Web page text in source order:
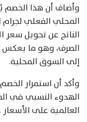
وأضاف أن هذا الخصم
الناتج عن تحويل سعر
الصرف، وهو ما يعكس
إلى السوق المحلية.
وأكد أن استمرار
الهدوء النسبي في
العالمية على